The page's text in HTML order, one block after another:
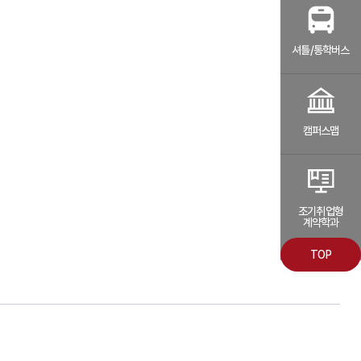
셔틀/통학버스
캠퍼스맵
조기취업형
계약학과
TOP